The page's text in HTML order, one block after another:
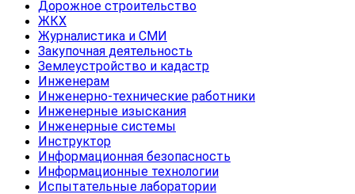
Дорожное строительство
ЖКХ
Журналистика и СМИ
Закупочная деятельность
Землеустройство и кадастр
Инженерам
Инженерно-технические работники
Инженерные изыскания
Инженерные системы
Инструктор
Информационная безопасность
Информационные технологии
Испытательные лаборатории